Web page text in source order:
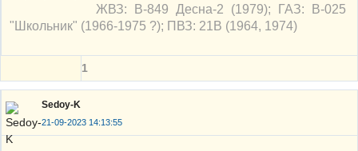
ЖВЗ: В-849 Десна-2 (1979); ГАЗ: В-025
"Школьник" (1966-1975 ?); ПВЗ: 21В (1964, 1974)
1
Sedoy-K
21-09-2023 14:13:55